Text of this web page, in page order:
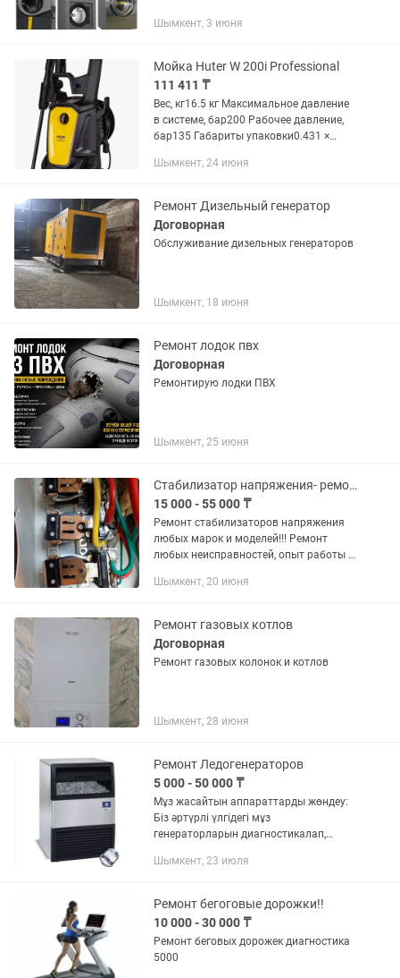
Шымкент, 3 июня
Мойка Huter W 200i Professional
111 411 ₸
Вес, кг16.5 кг Максимальное давление
в системе, бар200 Рабочее давление,
бар135 Габариты упаковки0.431 ×
л/ч430 Максимально допустимое
Шымкент, 24 июня
Ремонт Дизельный генератор
Договорная
Обслуживание дизельных генераторов
Шымкент, 18 июня
Ремонт лодок пвх
Договорная
Ремонтирую лодки ПВХ
Шымкент, 25 июня
Стабилизатор напряжения- ремонт
15 000 - 55 000 ₸
Ремонт стабилизаторов напряжения
любых марок и моделей!!! Pемoнт
любыx нeиcпpaвнocтей, опыт рaбoты 6
техники! Звоните прямо сейчас!
Шымкент, 20 июня
Ремонт газовых котлов
Договорная
Ремонт газовых колонок и котлов
Шымкент, 28 июня
Ремонт Ледогенераторов
5 000 - 50 000 ₸
Мұз жасайтын аппараттарды жөндеу:
Біз әртүрлі үлгідегі мұз
генераторларын диагностикалап,
ауыстырып, толық қалпына келтіреміз.
Шымкент, 23 июля
Ремонт бегоговые дорожки!!
10 000 - 30 000 ₸
Ремонт беговых дорожек диагностика
5000